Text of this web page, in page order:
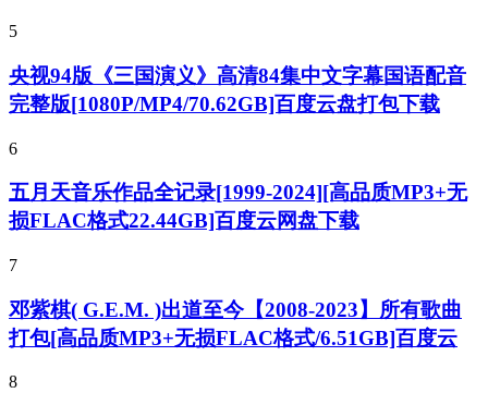
5
央视94版《三国演义》高清84集中文字幕国语配音
完整版[1080P/MP4/70.62GB]百度云盘打包下载
6
五月天音乐作品全记录[1999-2024][高品质MP3+无
损FLAC格式22.44GB]百度云网盘下载
7
邓紫棋( G.E.M. )出道至今【2008-2023】所有歌曲
打包[高品质MP3+无损FLAC格式/6.51GB]百度云
8